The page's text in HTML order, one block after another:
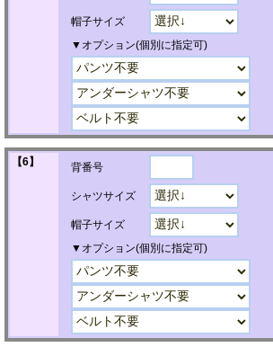
帽子サイズ
▼オプション(個別に指定可)
【6】 背番号
シャツサイズ
帽子サイズ
▼オプション(個別に指定可)